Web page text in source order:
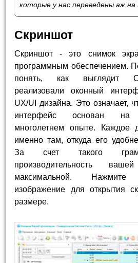
которые у нас переведены аж на
Скриншот
Скриншот - это снимок
программным обеспечением.
понять, как выглядит
реализовали оконный
UX/UI дизайна. Это означает,
интерфейс основан на
многолетнем опыте. Каждое
именно там, откуда его
За счет такого
производительность
максимальной.
изображение для открытия
размере.